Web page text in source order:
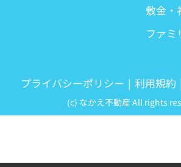
敷金・
ファミ
プライバシーポリシー 利用規約
(c) なかえ不動産 All rights